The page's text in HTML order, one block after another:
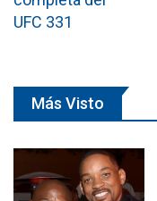
Más Visto